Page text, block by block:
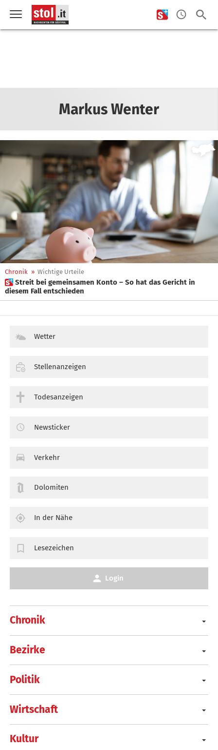
Markus Wenter
Chronik » Wichtige Urteile
 Streit bei gemeinsamen Konto – So hat das Gericht in
diesem Fall entschieden
Chronik
Bezirke
Politik
Wirtschaft
Kultur
Wetter
Stellenanzeigen
Todesanzeigen
Newsticker
Verkehr
Dolomiten
In der Nähe
Lesezeichen
Login